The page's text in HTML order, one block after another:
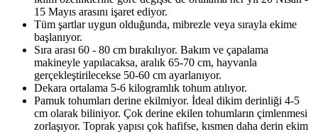
15 Mayıs arasını işaret ediyor.
Tüm şartlar uygun olduğunda, mibrezle veya sırayla ekime
başlanıyor.
Sıra arası 60 - 80 cm bırakılıyor. Bakım ve çapalama
makineyle yapılacaksa, aralık 65-70 cm, hayvanla
gerçekleştirilecekse 50-60 cm ayarlanıyor.
Dekara ortalama 5-6 kilogramlık tohum atılıyor.
Pamuk tohumları derine ekilmiyor. İdeal dikim derinliği 4-5
cm olarak biliniyor. Çok derine ekilen tohumların çimlenmesi
zorlaşıyor. Toprak yapısı çok hafifse, kısmen daha derin ekim